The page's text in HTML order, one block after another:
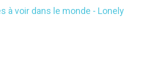
à voir dans le monde - Lonely